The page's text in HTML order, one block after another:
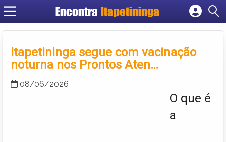
Encontra Itapetininga
Cadastrar empresa
Criar conta
Itapetininga segue com vacinação
noturna nos Prontos Aten…
08/06/2026
O que é
a